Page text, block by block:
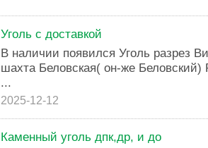
Уголь с доставкой
В наличии появился Уголь разрез
шахта Беловская( он-же
...
2025-12-12
Каменный уголь дпк,др, и до